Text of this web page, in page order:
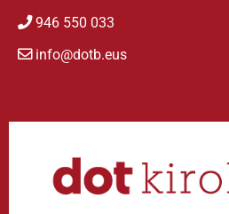
946 550 033
info@dotb.eus